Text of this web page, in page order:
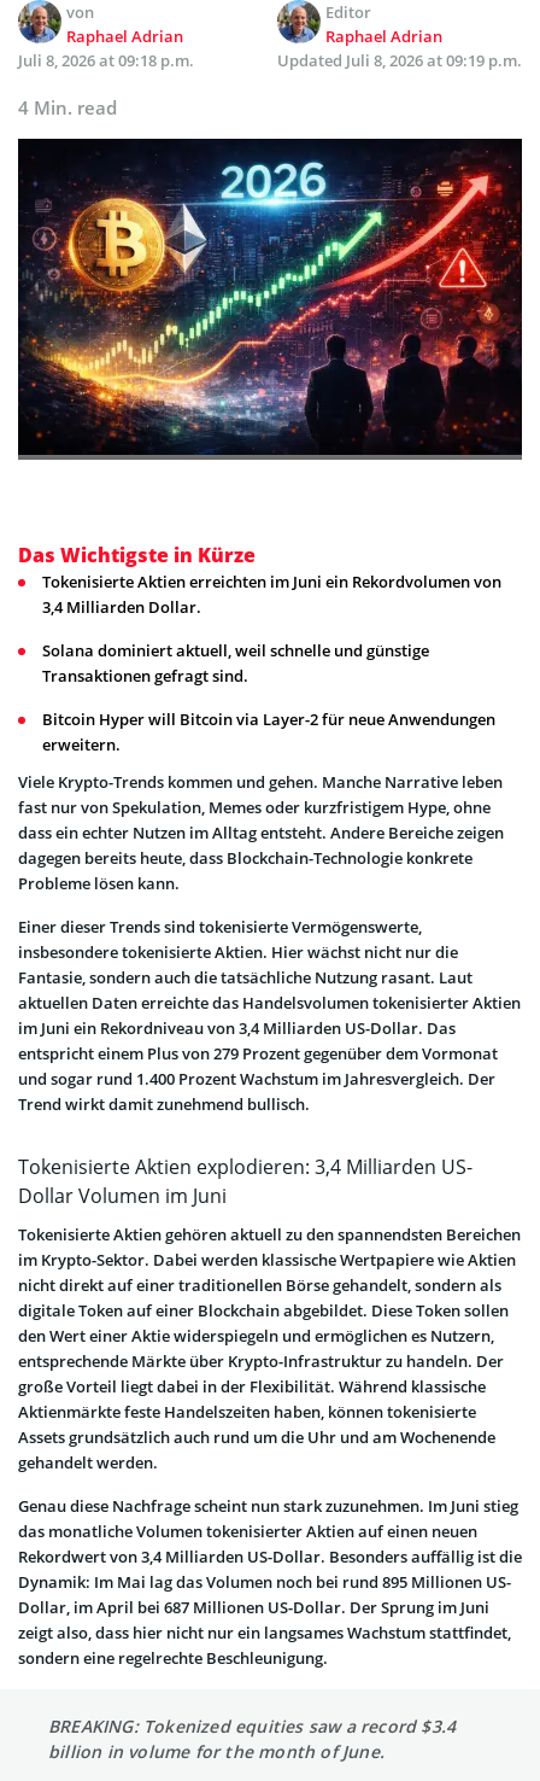
von
Raphael Adrian
Editor
Raphael Adrian
Juli 8, 2026 at 09:18 p.m.
Updated Juli 8, 2026 at 09:19 p.m.
4 Min. read
Das Wichtigste in Kürze
Tokenisierte Aktien erreichten im Juni ein Rekordvolumen von
3,4 Milliarden Dollar.
Solana dominiert aktuell, weil schnelle und günstige
Transaktionen gefragt sind.
Bitcoin Hyper will Bitcoin via Layer-2 für neue Anwendungen
erweitern.
Viele Krypto-Trends kommen und gehen. Manche Narrative leben
fast nur von Spekulation, Memes oder kurzfristigem Hype, ohne
dass ein echter Nutzen im Alltag entsteht. Andere Bereiche zeigen
dagegen bereits heute, dass Blockchain-Technologie konkrete
Probleme lösen kann.
Einer dieser Trends sind tokenisierte Vermögenswerte,
insbesondere tokenisierte Aktien. Hier wächst nicht nur die
Fantasie, sondern auch die tatsächliche Nutzung rasant. Laut
aktuellen Daten erreichte das Handelsvolumen tokenisierter Aktien
im Juni ein Rekordniveau von 3,4 Milliarden US-Dollar. Das
entspricht einem Plus von 279 Prozent gegenüber dem Vormonat
und sogar rund 1.400 Prozent Wachstum im Jahresvergleich. Der
Trend wirkt damit zunehmend bullisch.
Tokenisierte Aktien explodieren: 3,4 Milliarden US-
Dollar Volumen im Juni
Tokenisierte Aktien gehören aktuell zu den spannendsten Bereichen
im Krypto-Sektor. Dabei werden klassische Wertpapiere wie Aktien
nicht direkt auf einer traditionellen Börse gehandelt, sondern als
digitale Token auf einer Blockchain abgebildet. Diese Token sollen
den Wert einer Aktie widerspiegeln und ermöglichen es Nutzern,
entsprechende Märkte über Krypto-Infrastruktur zu handeln. Der
große Vorteil liegt dabei in der Flexibilität. Während klassische
Aktienmärkte feste Handelszeiten haben, können tokenisierte
Assets grundsätzlich auch rund um die Uhr und am Wochenende
gehandelt werden.
Genau diese Nachfrage scheint nun stark zuzunehmen. Im Juni stieg
das monatliche Volumen tokenisierter Aktien auf einen neuen
Rekordwert von 3,4 Milliarden US-Dollar. Besonders auffällig ist die
Dynamik: Im Mai lag das Volumen noch bei rund 895 Millionen US-
Dollar, im April bei 687 Millionen US-Dollar. Der Sprung im Juni
zeigt also, dass hier nicht nur ein langsames Wachstum stattfindet,
sondern eine regelrechte Beschleunigung.
BREAKING: Tokenized equities saw a record $3.4
billion in volume for the month of June.